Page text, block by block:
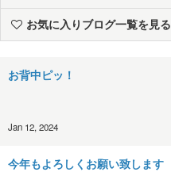
お気に入りブログ一覧を見る
お背中ピッ！
Jan 12, 2024
今年もよろしくお願い致します